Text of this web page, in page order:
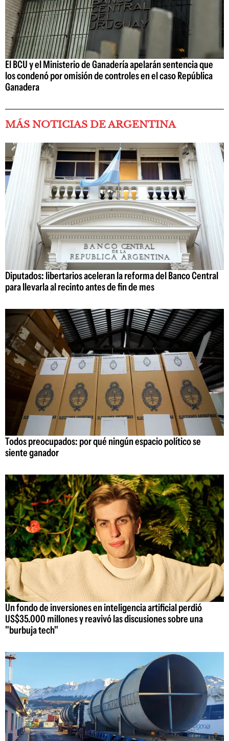
El BCU y el Ministerio de Ganadería apelarán sentencia que
los condenó por omisión de controles en el caso República
Ganadera
MÁS NOTICIAS DE ARGENTINA
Diputados: libertarios aceleran la reforma del Banco Central
para llevarla al recinto antes de fin de mes
Todos preocupados: por qué ningún espacio político se
siente ganador
Un fondo de inversiones en inteligencia artificial perdió
US$35.000 millones y reavivó las discusiones sobre una
"burbuja tech"